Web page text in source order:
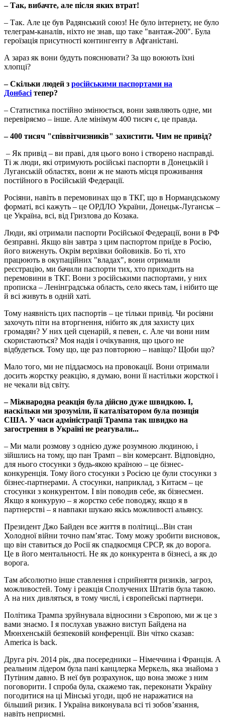
– Так, вибачте, але після яких втрат!
– Так. Але це був Радянський союз! Не було інтернету, не було
телеграм-каналів, ніхто не знав, що таке "вантаж-200". Була
героїзація присутності контингенту в Афганістані.
А зараз як вони будуть пояснювати? За що воюють їхні
хлопці?
– Скільки людей з російськими паспортами на
Донбасі тепер?
– Статистика постійно змінюється, вони заявляють одне, ми
перевіряємо – інше. Але мінімум 400 тисяч є, це правда.
– 400 тисяч "співвітчизників" захистити. Чим не привід?
– Як привід – ви праві, для цього воно і створено насправді.
Ті ж люди, які отримують російські паспорти в Донецькій і
Луганській областях, вони ж не мають місця проживання
постійного в Російській Федерації.
Росіяни, навіть в перемовинах що в ТКГ, що в Нормандському
форматі, всі кажуть – це ОРДЛО України, Донецьк-Луганськ –
це Україна, всі, від Гризлова до Козака.
Люди, які отримали паспорти Російської Федерації, вони в РФ
безправні. Якщо він завтра з цим паспортом приїде в Росію,
його виженуть. Окрім верхівки бойовиків. Бо ті, хто
працюють в окупаційних "владах", вони отримали
реєстрацію, ми бачили паспорти тих, хто приходить на
перемовини в ТКГ. Вони з російськими паспортами, у них
прописка – Ленінградська область, село якесь там, і нібито ще
й всі живуть в одній хаті.
Тому наявність цих паспортів – це тільки привід. Чи росіяни
захочуть піти на вторгнення, нібито як для захисту цих
громадян? У них цей сценарій, я певен, є. Але чи вони ним
скористаються? Моя надія і очікування, що цього не
відбудеться. Тому що, ще раз повторюю – навіщо? Щоби що?
Мало того, ми не піддаємось на провокації. Вони отримали
досить жорстку реакцію, я думаю, вони її настільки жорсткої і
не чекали від світу.
– Міжнародна реакція була дійсно дуже швидкою. І,
наскільки ми зрозуміли, її каталізатором була позиція
США. У часи адміністрації Трампа так швидко на
загострення в Україні не реагували...
– Ми мали розмову з однією дуже розумною людиною, і
зійшлись на тому, що пан Трамп – він комерсант. Відповідно,
для нього стосунки з будь-якою країною – це бізнес-
конкуренція. Тому його стосунки з Росією це були стосунки з
бізнес-партнерами. А стосунки, наприклад, з Китаєм – це
стосунки з конкурентом. І він поводив себе, як бізнесмен.
Якщо я конкурую – я жорстко себе поводжу, якщо я в
партнерстві – я навпаки шукаю якісь можливості альянсу.
Президент Джо Байден все життя в політиці...Він стан
Холодної війни точно пам’ятає. Тому можу зробити висновок,
що він ставиться до Росії як спадкоємця СРСР, як до ворога.
Це в його ментальності. Не як до конкурента в бізнесі, а як до
ворога.
Там абсолютно інше ставлення і сприйняття ризиків, загроз,
можливостей. Тому і реакція Сполучених Штатів була такою.
А на них дивляться, в тому числі, і європейські партнери.
Політика Трампа зруйнувала відносини з Європою, ми ж це з
вами знаємо. І я послухав уважно виступ Байдена на
Мюнхенській безпековій конференції. Він чітко сказав:
America is back.
Друга річ. 2014 рік, два посередники – Німеччина і Франція. А
реальним лідером була пані канцлерка Меркель, яка знайома з
Путіним давно. В неї був розрахунок, що вона зможе з ним
поговорити. І спроба була, скажемо так, переконати Україну
погодитися на ці Мінські угоди, щоб не наражатися на
більший ризик. І Україна виконувала всі ті зобов’язання,
навіть неприємні.